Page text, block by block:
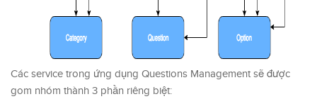
Các service trong ứng dụng Questions Management sẽ được
gom nhóm thành 3 phần riêng biệt: